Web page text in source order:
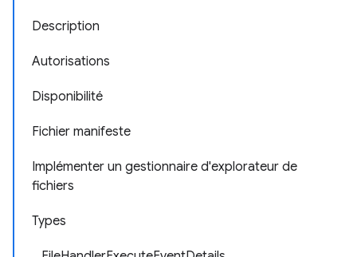
Description
Autorisations
Disponibilité
Fichier manifeste
Implémenter un gestionnaire d'explorateur de
fichiers
Types